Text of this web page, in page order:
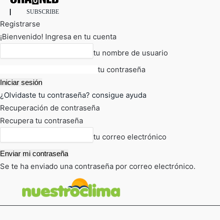
SUBSCRIBE
Registrarse
¡Bienvenido! Ingresa en tu cuenta
tu nombre de usuario
tu contraseña
¿Olvidaste tu contraseña? consigue ayuda
Recuperación de contraseña
Recupera tu contraseña
tu correo electrónico
Se te ha enviado una contraseña por correo electrónico.